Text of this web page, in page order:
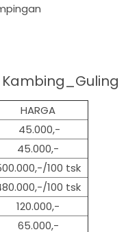
HARGA
45.000,-
45.000,-
100 tsk
100 tsk
120.000,-
65.000,-